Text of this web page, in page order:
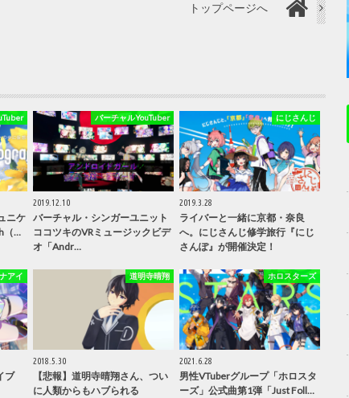
トップページへ
ニケ
（…
バーチャルYouTuber
2019.12.10
バーチャル・シンガーユニット
ココツキのVRミュージックビデ
オ「Andr…
にじさんじ
2019.3.28
ライバーと一緒に京都・奈良
へ。にじさんじ修学旅行『にじ
さんぽ』が開催決定！
アイ
ブ
道明寺晴翔
2018.5.30
【悲報】道明寺晴翔さん、つい
に人類からもハブられる
ホロスターズ
2021.6.28
男性VTuberグループ「ホロスタ
ーズ」公式曲第1弾「Just Foll…